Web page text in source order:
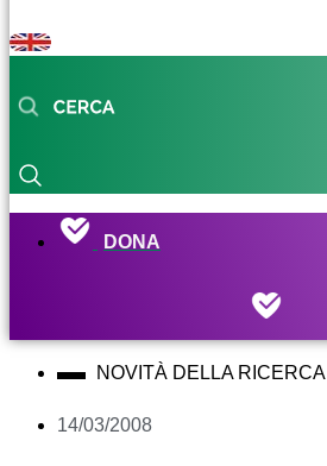
DONA
NOVITÀ DELLA RICERCA
14/03/2008